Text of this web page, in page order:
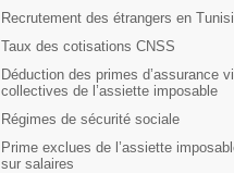
Recrutement des étrangers en
Taux des cotisations CNSS
Déduction des primes d’assurance
collectives de l’assiette imposable
Régimes de sécurité sociale
Prime exclues de l’assiette
sur salaires